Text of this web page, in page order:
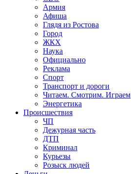
Армия
Афиша
Глядя из Ростова
Город
ЖКХ
Наука
Официально
Реклама
Спорт
Транспорт и дороги
Читаем. Смотрим. Играем
Энергетика
Происшествия
ЧП
Дежурная часть
ДТП
Криминал
Курьезы
Розыск людей